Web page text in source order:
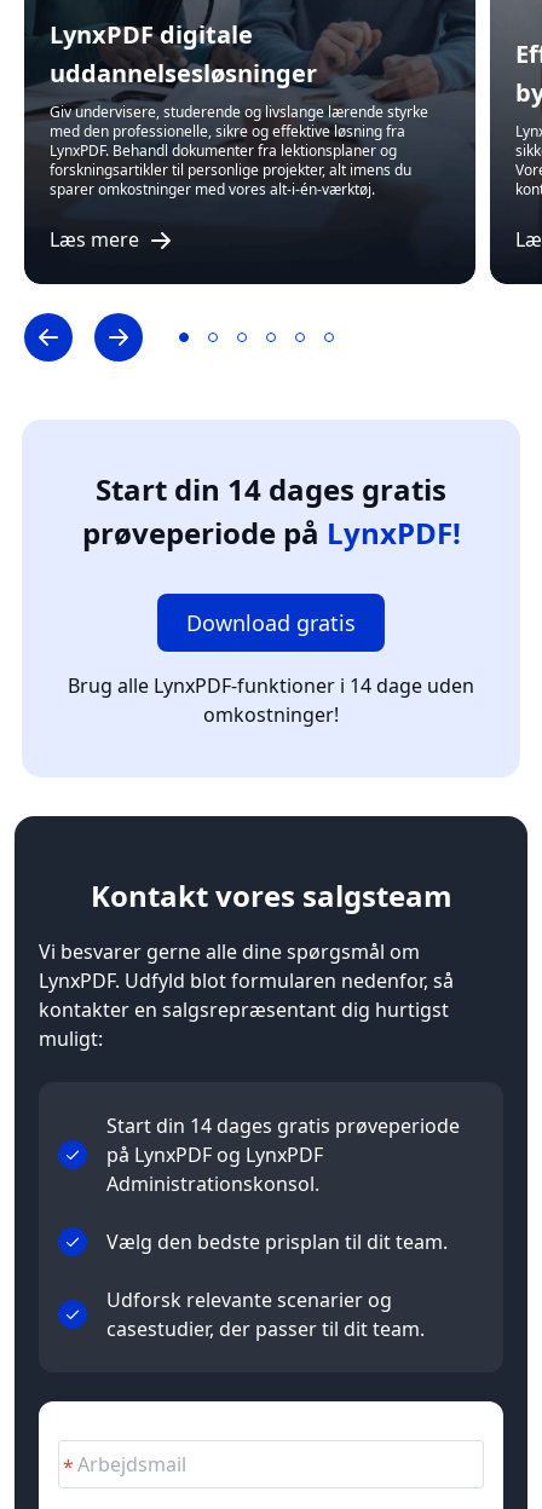
LynxPDF digitale
uddannelsesløsninger
Giv undervisere, studerende og livslange lærende styrke
med den professionelle, sikre og effektive løsning fra
LynxPDF. Behandl dokumenter fra lektionsplaner og
forskningsartikler til personlige projekter, alt imens du
sparer omkostninger med vores alt-i-én-værktøj.
Læs mere
Start din 14 dages gratis
prøveperiode på LynxPDF!
Download gratis
Brug alle LynxPDF-funktioner i 14 dage uden
omkostninger!
Kontaktvores salgsteam
Vi besvarer gerne alle dine spørgsmål om
LynxPDF. Udfyld blot formularen nedenfor, så
kontakter en salgsrepræsentant dig hurtigst
muligt:
Start din 14 dages gratis prøveperiode
på LynxPDF og LynxPDF
Administrationskonsol.
Vælg den bedste prisplan til dit team.
Udforsk relevante scenarier og
casestudier, der passer til dit team.